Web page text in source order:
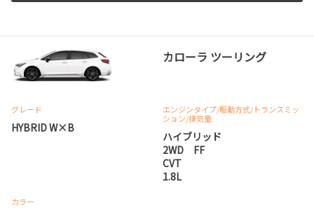
カローラ ツーリング
グレード
HYBRID W×B
エンジンタイプ/駆動方式/トランスミッ
ション/排気量
ハイブリッド
2WD FF
CVT
1.8L
カラー